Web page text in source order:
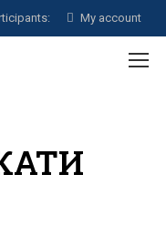
My account